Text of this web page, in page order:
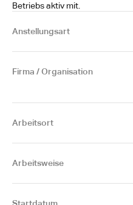
Betriebs aktiv mit.
Anstellungsart
Firma / Organisation
Arbeitsort
Arbeitsweise